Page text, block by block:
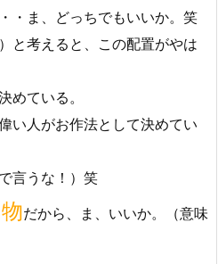
・ま、どっちでもいいか。笑
と考えると、この配置がやは
めている。
い人がお作法として決めてい
言うな！）笑
だから、ま、いいか。（意味